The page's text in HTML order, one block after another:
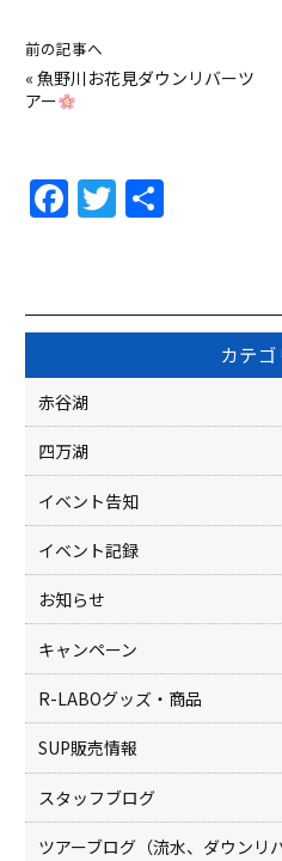
前の記事へ
« 魚野川お花見ダウンリバーツ
アー
F
e
o
o
k
T
er
カテゴ
赤谷湖
四万湖
イベント告知
イベント記録
お知らせ
キャンペーン
R-LABOグッズ・商品
SUP販売情報
スタッフブログ
ツアーブログ（流水、ダウンリバ